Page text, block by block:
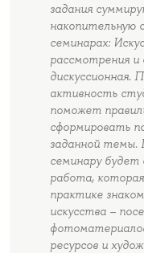
задания
накопительную
семинарах:
рассмотрения и
дискуссионная.
активность
поможет
сформировать
заданной темы.
семинару
работа,
практике
искусства –
ресурсов и